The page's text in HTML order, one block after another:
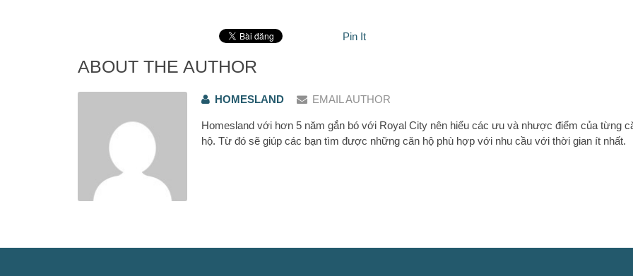
Pin It
ABOUT THE AUTHOR
HOMESLAND EMAIL AUTHOR
Homesland với hơn 5 năm gắn bó với Royal City nên hiểu các ưu và nhược điểm của từng
hộ. Từ đó sẽ giúp các bạn tìm được những căn hộ phù hợp với nhu cầu với thời gian ít nhất.